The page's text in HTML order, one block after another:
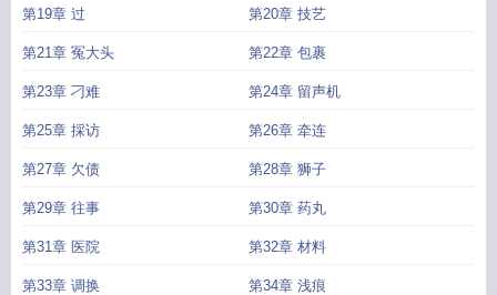
第19章 过 第20章 技艺
第21章 冤大头 第22章 包裹
第23章 刁难 第24章 留声机
第25章 採访 第26章 牵连
第27章 欠债 第28章 狮子
第29章 往事 第30章 药丸
第31章 医院 第32章 材料
第33章 调换 第34章 浅痕